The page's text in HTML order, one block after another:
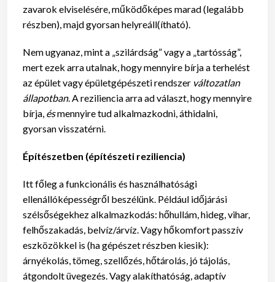
zavarok elviselésére, működőképes marad (legalább
részben), majd gyorsan helyreáll(ítható).
Nem ugyanaz, mint a „szilárdság” vagy a „tartósság”,
mert ezek arra utalnak, hogy mennyire bírja a terhelést
az épület vagy épületgépészeti rendszer változatlan
állapotban. A reziliencia arra ad választ, hogy mennyire
bírja, ésmennyire tud alkalmazkodni, áthidalni,
gyorsan visszatérni.
Építészetben (építészeti reziliencia)
Itt főleg a funkcionális és használhatósági
ellenállóképességről beszélünk. Például időjárási
szélsőségekhez alkalmazkodás: hőhullám, hideg, vihar,
felhőszakadás, belvíz/árvíz. Vagy hőkomfort passzív
eszközökkel is (ha gépészet részben kiesik):
árnyékolás, tömeg, szellőzés, hőtárolás, jó tájolás,
átgondolt üvegezés. Vagy alakíthatóság, adaptív